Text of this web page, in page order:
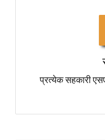
प्रत्येक सहकारी